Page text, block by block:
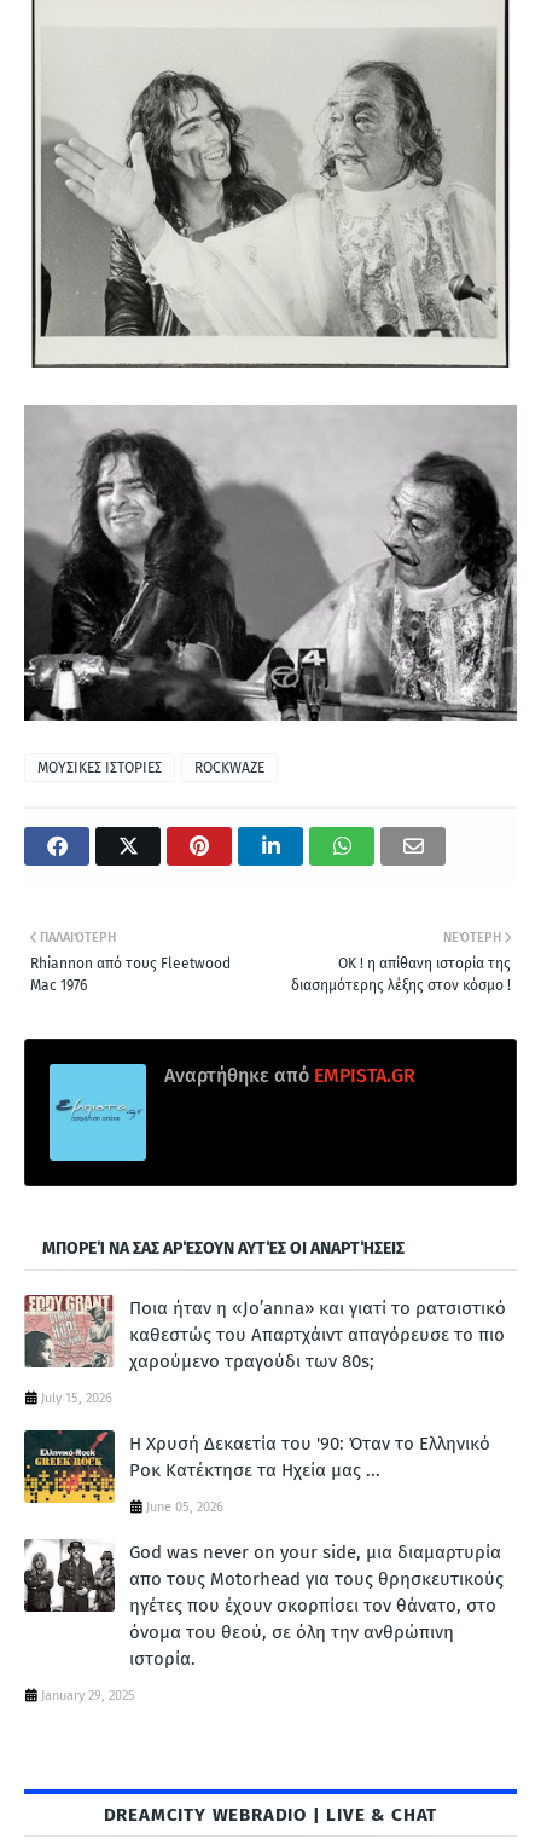
ΜΟΥΣΙΚΕΣ ΙΣΤΟΡΙΕΣ ROCKWAZE
ΝΕΌΤΕΡΗ
ΟΚ ! η απίθανη ιστορία της
διασημότερης λέξης στον κόσμο !
ΠΑΛΑΙΌΤΕΡΗ
Rhiannon από τους Fleetwood
Mac 1976
Αναρτήθηκε από EMPISTA.GR
ΜΠΟΡΕΊ ΝΑ ΣΑΣ ΑΡΈΣΟΥΝ ΑΥΤΈΣ ΟΙ ΑΝΑΡΤΉΣΕΙΣ
Ποια ήταν η «Jo’anna» και γιατί το ρατσιστικό
καθεστώς του Απαρτχάιντ απαγόρευσε το πιο
χαρούμενο τραγούδι των 80s;
July 15, 2026
Η Χρυσή Δεκαετία του '90: Όταν το Ελληνικό
Ροκ Κατέκτησε τα Ηχεία μας ...
June 05, 2026
God was never on your side, μια διαμαρτυρία
απο τους Motorhead για τους θρησκευτικούς
ηγέτες που έχουν σκορπίσει τον θάνατο, στο
όνομα του θεού, σε όλη την ανθρώπινη
ιστορία.
January 29, 2025
DREAMCITY WEBRADIO | LIVE & CHAT